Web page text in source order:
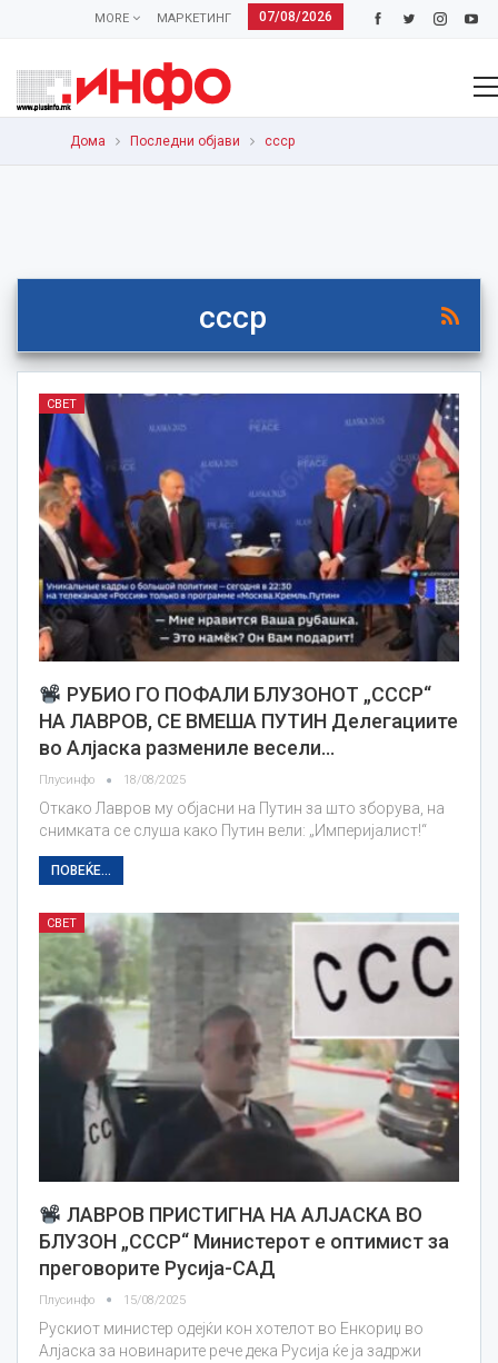
07/08/2026
МАРКЕТИНГ
MORE
Дома Последни објави ссср
ссср
СВЕТ
РУБИО ГО ПОФАЛИ БЛУЗОНОТ „СССР“
НА ЛАВРОВ, СЕ ВМЕША ПУТИН Делегациите
во Алјаска размениле весели…
Плусинфо 18/08/2025
Откако Лавров му објасни на Путин за што зборува, на
снимката се слуша како Путин вели: „Империјалист!“
ПОВЕЌЕ...
СВЕТ
ЛАВРОВ ПРИСТИГНА НА АЛЈАСКА ВО
БЛУЗОН „СССР“ Министерот е оптимист за
преговорите Русија-САД
Плусинфо 15/08/2025
Рускиот министер одејќи кон хотелот во Енкориџ во
Алјаска за новинарите рече дека Русија ќе ја задржи